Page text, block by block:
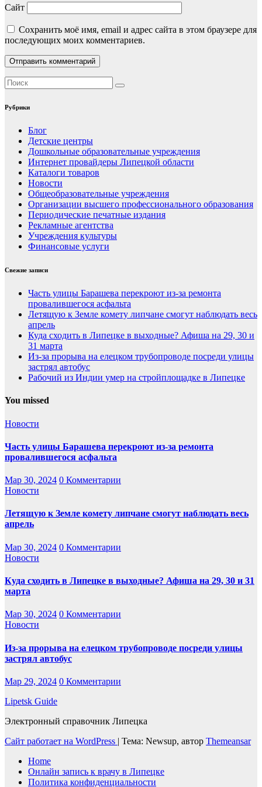
Сайт
Сохранить моё имя, email и адрес сайта в этом браузере для
последующих моих комментариев.
Рубрики
Блог
Детские центры
Дошкольные образовательные учреждения
Интернет провайдеры Липецкой области
Каталоги товаров
Новости
Общеобразовательные учреждения
Организации высшего профессионального образования
Периодические печатные издания
Рекламные агентства
Учреждения культуры
Финансовые услуги
Свежие записи
Часть улицы Барашева перекроют из-за ремонта
провалившегося асфальта
Летящую к Земле комету липчане смогут наблюдать весь
апрель
Куда сходить в Липецке в выходные? Афиша на 29, 30 и
31 марта
Из-за прорыва на елецком трубопроводе посреди улицы
застрял автобус
Рабочий из Индии умер на стройплощадке в Липецке
You missed
Новости
Часть улицы Барашева перекроют из-за ремонта
провалившегося асфальта
Мар 30, 2024 0 Комментарии
Новости
Летящую к Земле комету липчане смогут наблюдать весь
апрель
Мар 30, 2024 0 Комментарии
Новости
Куда сходить в Липецке в выходные? Афиша на 29, 30 и 31
марта
Мар 30, 2024 0 Комментарии
Новости
Из-за прорыва на елецком трубопроводе посреди улицы
застрял автобус
Мар 29, 2024 0 Комментарии
Lipetsk Guide
Электронный справочник Липецка
Сайт работает на WordPress | Тема: Newsup, автор Themeansar
Home
Онлайн запись к врачу в Липецке
Политика конфиденциальности